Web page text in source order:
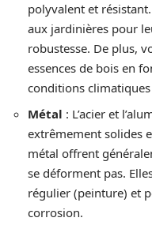
polyvalent et
aux jardinières pour
robustesse. De plus,
essences de bois en
conditions
Métal : L’acier et
extrêmement solides
métal offrent
se déforment pas.
régulier (peinture) et
corrosion.